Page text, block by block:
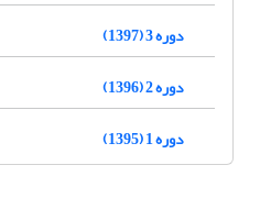
دوره 3 (1397)
دوره 2 (1396)
دوره 1 (1395)